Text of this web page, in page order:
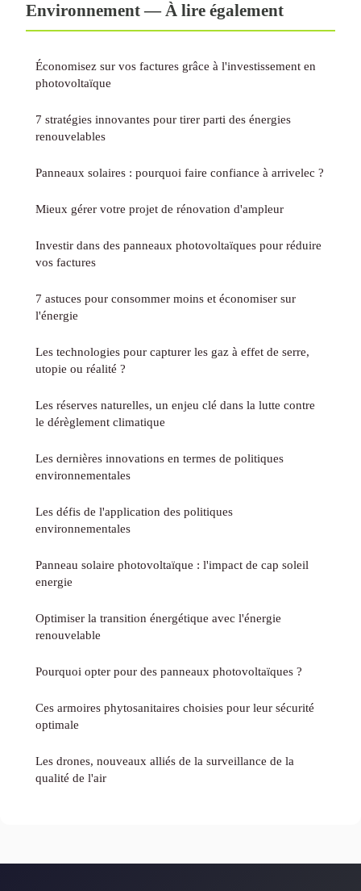
Environnement — À lire également
Économisez sur vos factures grâce à l'investissement en
photovoltaïque
7 stratégies innovantes pour tirer parti des énergies
renouvelables
Panneaux solaires : pourquoi faire confiance à arrivelec ?
Mieux gérer votre projet de rénovation d'ampleur
Investir dans des panneaux photovoltaïques pour réduire
vos factures
7 astuces pour consommer moins et économiser sur
l'énergie
Les technologies pour capturer les gaz à effet de serre,
utopie ou réalité ?
Les réserves naturelles, un enjeu clé dans la lutte contre
le dérèglement climatique
Les dernières innovations en termes de politiques
environnementales
Les défis de l'application des politiques
environnementales
Panneau solaire photovoltaïque : l'impact de cap soleil
energie
Optimiser la transition énergétique avec l'énergie
renouvelable
Pourquoi opter pour des panneaux photovoltaïques ?
Ces armoires phytosanitaires choisies pour leur sécurité
optimale
Les drones, nouveaux alliés de la surveillance de la
qualité de l'air